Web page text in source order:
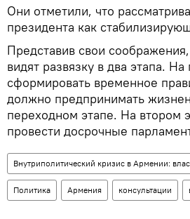
Они отметили, что
президента как
Представив свои
видят развязку в два этапа.
сформировать временное
должно предпринимать
переходном этапе. На втором
провести досрочные
Политика Армения консультации